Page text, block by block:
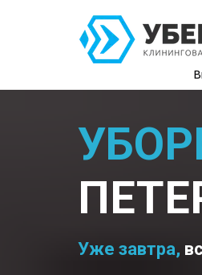
Уже завтра,